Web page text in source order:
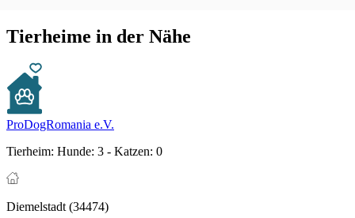
Tierheime in der Nähe
ProDogRomania e.V.
Tierheim: Hunde: 3 - Katzen: 0
Diemelstadt (34474)